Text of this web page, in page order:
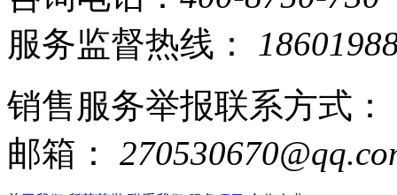
服务监督热线：
销售服务举报联系方式：
邮箱：